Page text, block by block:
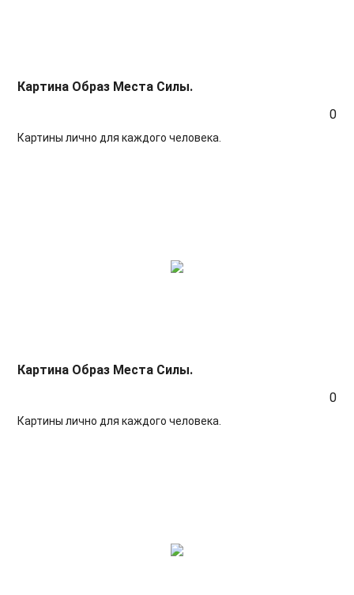
Картина Образ Места Силы.
0
Картины лично для каждого человека.
Картина Образ Места Силы.
0
Картины лично для каждого человека.